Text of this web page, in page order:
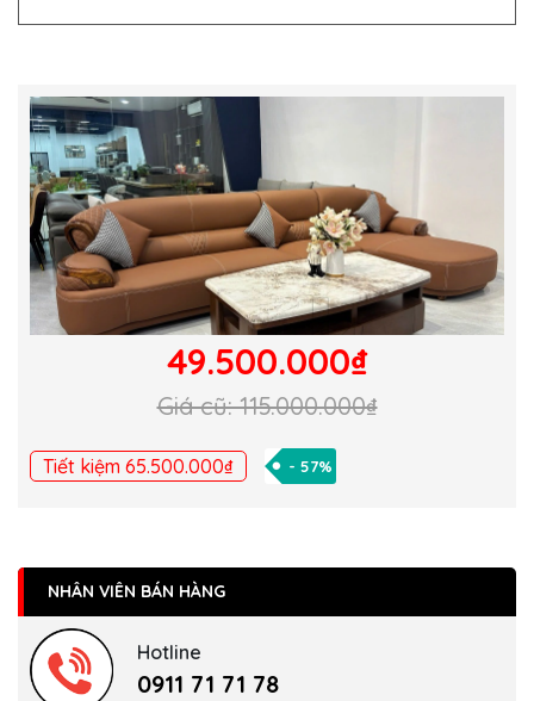
49.500.000₫
Giá cũ: 115.000.000₫
Tiết kiệm 65.500.000₫ - 57%
NHÂN VIÊN BÁN HÀNG
Hotline
0911 71 71 78